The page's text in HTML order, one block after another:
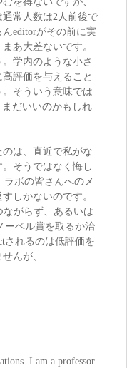
常人数は2人前後で
editorがその前に実
あ大差ないです。
学内のような小さ
評価を与えること
そういう意味では
だいいのかもしれ
は、直近で私がな
そうではなく悔し
ボの皆さんへのメ
しかないのです。
ながらず、あるいは
ーベル賞を取るか治
されるのは低評価を
んが、
I am a professor